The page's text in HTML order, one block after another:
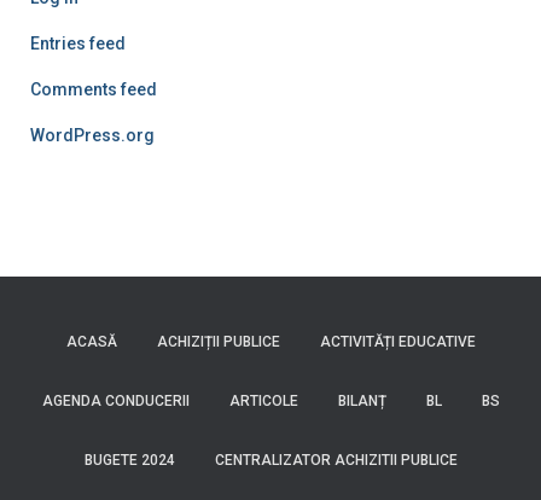
Entries feed
Comments feed
WordPress.org
ACASĂ ACHIZIȚII PUBLICE ACTIVITĂȚI EDUCATIVE
AGENDA CONDUCERII ARTICOLE BILANȚ BL BS
BUGETE 2024 CENTRALIZATOR ACHIZITII PUBLICE